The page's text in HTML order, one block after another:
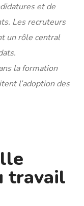
et de
Les recruteurs
un rôle central
la formation
l’adoption des
travail